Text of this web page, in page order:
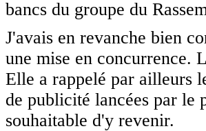
bancs du groupe du
J'avais en revanche bien
une mise en concurrence.
Elle a rappelé par ailleurs
de publicité lancées par le
souhaitable d'y revenir.